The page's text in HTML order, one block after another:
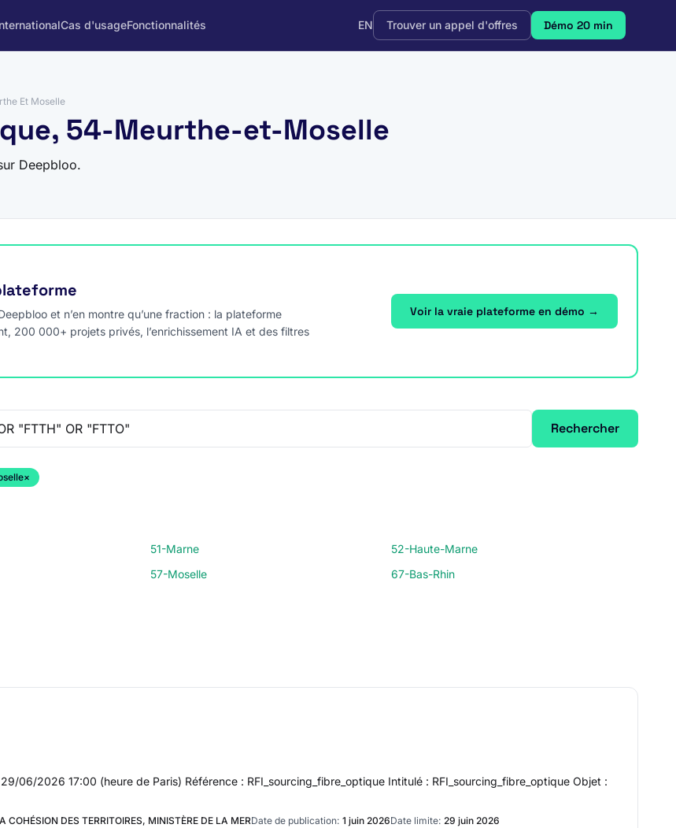
Cas d'usageFonctionnalités EN Trouver un appel d'offres Démo 20 min
Et Moselle
54-Meurthe-et-Moselle
Deepbloo.
et n’en montre qu’une fraction : la plateforme
200 000+ projets privés, l’enrichissement IA et des filtres
Voir la vraie plateforme en démo →
Rechercher
×
51-Marne
52-Haute-Marne
57-Moselle
67-Bas-Rhin
06/2026 17:00 (heure de Paris) Référence : RFI_sourcing_fibre_optique Intitulé : RFI_sourcing_fibre_optique Objet :
DES TERRITOIRES, MINISTÈRE DE LA MERDate de publication: 1 juin 2026Date limite: 29 juin 2026